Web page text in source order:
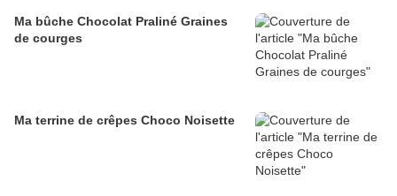
Ma bûche Chocolat Praliné Graines
de courges
Ma terrine de crêpes Choco Noisette